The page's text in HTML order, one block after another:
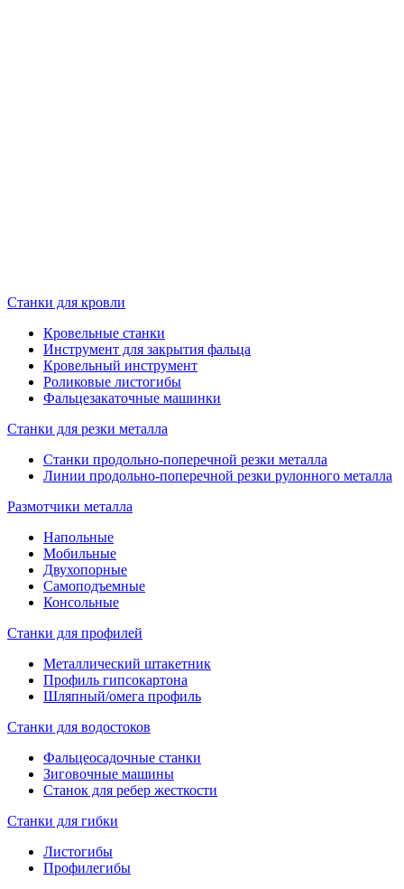
Станки для кровли
Кровельные станки
Инструмент для закрытия фальца
Кровельный инструмент
Роликовые листогибы
Фальцезакаточные машинки
Станки для резки металла
Станки продольно-поперечной резки металла
Линии продольно-поперечной резки рулонного металла
Размотчики металла
Напольные
Мобильные
Двухопорные
Самоподъемные
Консольные
Станки для профилей
Металлический штакетник
Профиль гипсокартона
Шляпный/омега профиль
Станки для водостоков
Фальцеосадочные станки
Зиговочные машины
Станок для ребер жесткости
Станки для гибки
Листогибы
Профилегибы